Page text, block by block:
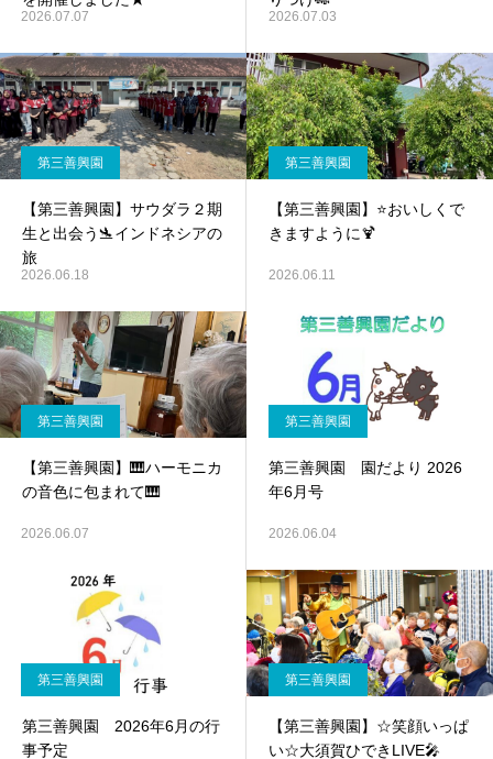
2026.07.07 2026.07.03
第三善興園
【第三善興園】サウダラ２期
生と出会う🛬インドネシアの
旅
2026.06.18
第三善興園
【第三善興園】⭐おいしくで
きますように🍹
2026.06.11
第三善興園
【第三善興園】🎹ハーモニカ
の音色に包まれて🎹
2026.06.07
第三善興園
第三善興園 園だより 2026
年6月号
2026.06.04
第三善興園
第三善興園 2026年6月の行
事予定
第三善興園
【第三善興園】☆笑顔いっぱ
い☆大須賀ひできLIVE🎤